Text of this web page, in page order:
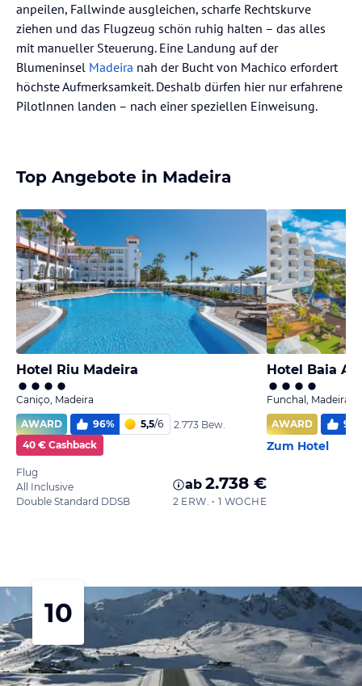
anpeilen, Fallwinde ausgleichen, scharfe Rechtskurve
ziehen und das Flugzeug schön ruhig halten – das alles
mit manueller Steuerung. Eine Landung auf der
Blumeninsel Madeira nah der Bucht von Machico erfordert
höchste Aufmerksamkeit. Deshalb dürfen hier nur erfahrene
PilotInnen landen – nach einer speziellen Einweisung.
Top Angebote in Madeira
Hotel Riu Madeira
Caniço, Madeira
AWARD
96% 5,5/6
2.773 Bew.
40 € Cashback
Flug
All Inclusive
Double Standard DDSB
ab 2.738 €
2 ERW. • 1 WOCHE
Hotel Baia
Funchal, Madeira
AWARD
97
Zum Hotel
10